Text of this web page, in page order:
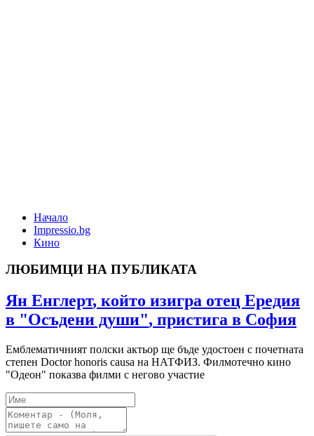
Начало
Impressio.bg
Кино
ЛЮБИМЦИ НА ПУБЛИКАТА
Ян Енглерт, който изигра отец Ередия
в "Осъдени души", пристига в София
Eмблематичният полски актьор ще бъде удостоен с почетната
степен Doctor honoris causa на НАТФИЗ. Филмотечно кино
"Одеон" показва филми с негово участие